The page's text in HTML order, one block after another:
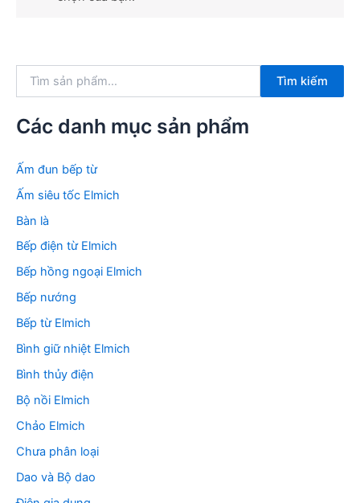
k
m
Tìm kiếm
Các danh mục sản phẩm
Ấm đun bếp từ
Ấm siêu tốc Elmich
Bàn là
Bếp điện từ Elmich
Bếp hồng ngoại Elmich
Bếp nướng
Bếp từ Elmich
Bình giữ nhiệt Elmich
Bình thủy điện
Bộ nồi Elmich
Chảo Elmich
Chưa phân loại
Dao và Bộ dao